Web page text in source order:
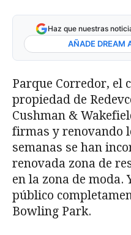
Haz que nuestras
AÑADE DREAM
Parque Corredor, el
propiedad de
Cushman &
firmas y renovando
semanas se han
renovada zona de
en la zona de moda.
público
Bowling Park.